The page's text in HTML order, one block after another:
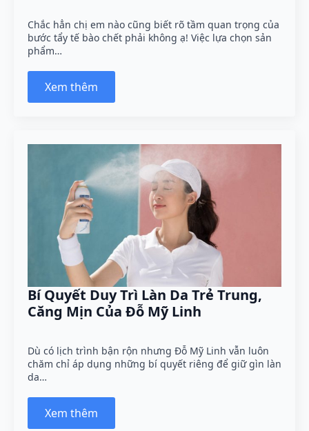
Chắc hẳn chị em nào cũng biết rõ tầm quan trọng của
bước tẩy tế bào chết phải không ạ! Việc lựa chọn sản
phẩm…
Xem thêm
Bí Quyết Duy Trì Làn Da Trẻ Trung,
Căng Mịn Của Đỗ Mỹ Linh
Dù có lịch trình bận rộn nhưng Đỗ Mỹ Linh vẫn luôn
chăm chỉ áp dụng những bí quyết riêng để giữ gìn làn
da…
Xem thêm